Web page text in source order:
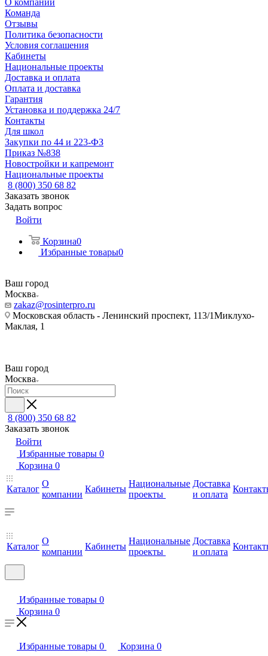
О компании
Команда
Отзывы
Политика безопасности
Условия соглашения
Кабинеты
Национальные проекты
Доставка и оплата
Оплата и доставка
Гарантия
Установка и поддержка 24/7
Контакты
Для школ
Закупки по 44 и 223-ФЗ
Приказ №838
Новостройки и капремонт
Национальные проекты
8 (800) 350 68 82
Заказать звонок
Задать вопрос
Войти
Корзина0
Избранные товары0
Ваш город
Москва
zakaz@rosinterpro.ru
Московская область - Ленинский проспект, 113/1Миклухо-
Маклая, 1
Ваш город
Москва
8 (800) 350 68 82
Заказать звонок
Войти
Избранные товары 0
Корзина 0
Каталог
О
компании
Кабинеты
Национальные
проекты
Доставка
и оплата
Каталог
О
компании
Кабинеты
Национальные
проекты
Доставка
и оплата
Избранные товары 0
Корзина 0
Избранные товары 0 Корзина 0